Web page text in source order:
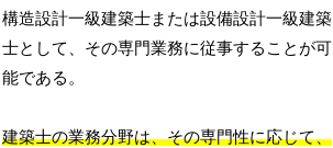
構造設計一級建築士または設備設計一級建築
士として、その専門業務に従事することが可
能である。
建築士の業務分野は、その専門性に応じて、